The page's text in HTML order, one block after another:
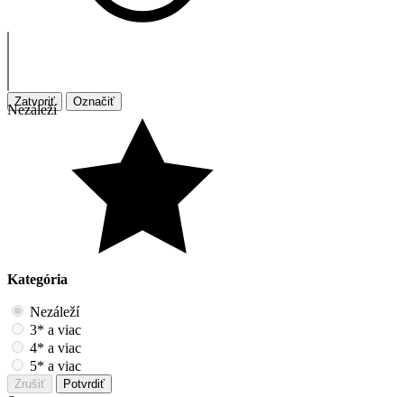
Zatvoriť Označiť
Nezáleží
Kategória
Nezáleží
3* a viac
4* a viac
5* a viac
Zrušiť Potvrdiť